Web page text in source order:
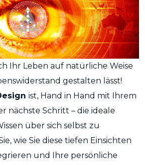
Ihr Leben auf natürliche Weise
gestalten lässt!
ist, Hand in Hand mit Ihrem
nächste Schritt – die ideale
über sich selbst zu
wie Sie diese tiefen Einsichten
und Ihre persönliche